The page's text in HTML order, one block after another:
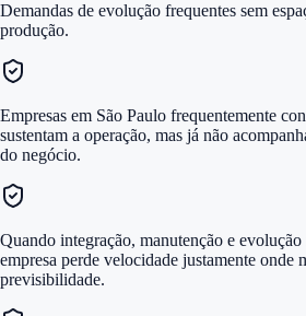
Demandas de evolução frequentes sem
produção.
Empresas em São Paulo frequentemente
sustentam a operação, mas já não
do negócio.
Quando integração, manutenção e
empresa perde velocidade justamente onde
previsibilidade.